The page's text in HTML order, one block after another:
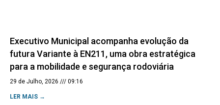
Executivo Municipal acompanha evolução da
futura Variante à EN211, uma obra estratégica
para a mobilidade e segurança rodoviária
29 de Julho, 2026 09:16
LER MAIS →